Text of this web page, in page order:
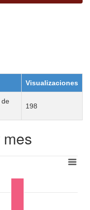
Visualizaciones
de
198